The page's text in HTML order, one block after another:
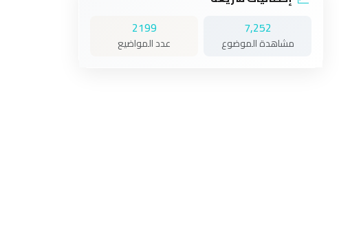
7,252
مشاهدة الموضوع
2199
عدد المواضيع